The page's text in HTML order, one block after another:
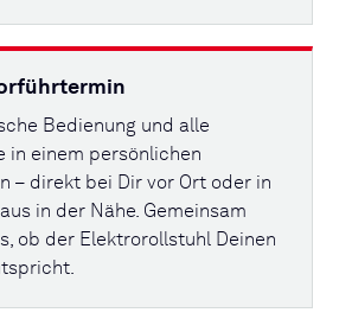
Bedienung und alle
in einem persönlichen
– direkt bei Dir vor Ort oder in
in der Nähe. Gemeinsam
ob der Elektrorollstuhl Deinen